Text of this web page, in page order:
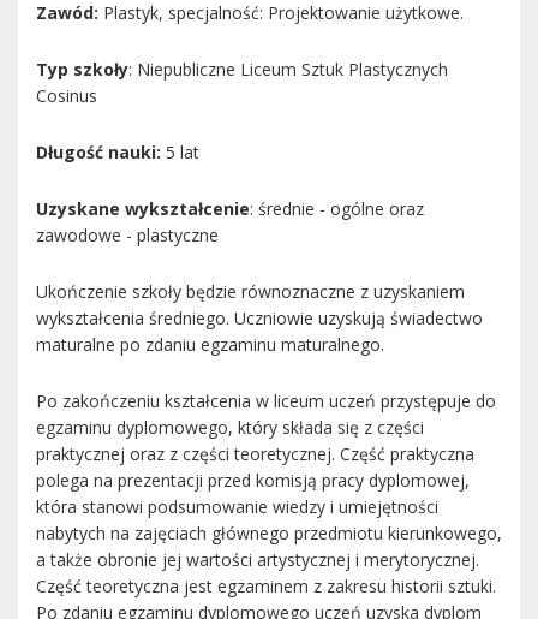
Zawód: Plastyk, specjalność: Projektowanie użytkowe.
Typ szkoły: Niepubliczne Liceum Sztuk Plastycznych
Cosinus
Długość nauki: 5 lat
Uzyskane wykształcenie: średnie - ogólne oraz
zawodowe - plastyczne
Ukończenie szkoły będzie równoznaczne z uzyskaniem
wykształcenia średniego. Uczniowie uzyskują świadectwo
maturalne po zdaniu egzaminu maturalnego.
Po zakończeniu kształcenia w liceum uczeń przystępuje do
egzaminu dyplomowego, który składa się z części
praktycznej oraz z części teoretycznej. Część praktyczna
polega na prezentacji przed komisją pracy dyplomowej,
która stanowi podsumowanie wiedzy i umiejętności
nabytych na zajęciach głównego przedmiotu kierunkowego,
a także obronie jej wartości artystycznej i merytorycznej.
Część teoretyczna jest egzaminem z zakresu historii sztuki.
Po zdaniu egzaminu dyplomowego uczeń uzyska dyplom